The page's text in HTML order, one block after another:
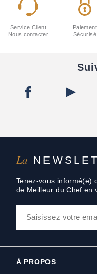
La
Tenez-vous informé(e)
de Meilleur du Chef en
Service Client
Nous contacter
Paiement
Sécurisé
À PROPOS